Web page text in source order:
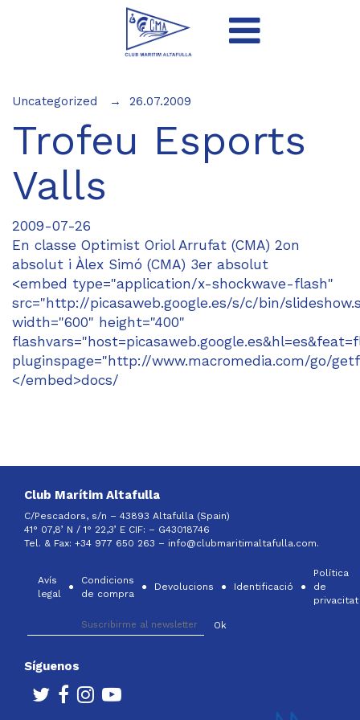
Uncategorized 26.07.2009
Trofeu Esports
Valls
2009-07-26
En classe Optimist Oriol Arrufat (CMA) 2on
absolut i Àlex Simó (CMA) 3er absolut
<embed type="application/x-shockwave-flash"
src="http://picasaweb.google.es/s/c/bin/
width="600" height="400"
pluginspage="http://www.macromedia.com/go/
</embed>docs/
Club Marítim Altafulla
C/Pescadors, s/n – 43893 Altafulla (Spain)
41° 07,8’ N / 1° 22,3’ E CIF: – G43018746
Tel. & Fax: +34 977 650 263 – info@clubmaritimaltafulla.com.
Avís
legal
Condicions
de compra
Devolucions Identificació
Política
de
privacitat
Síguenos